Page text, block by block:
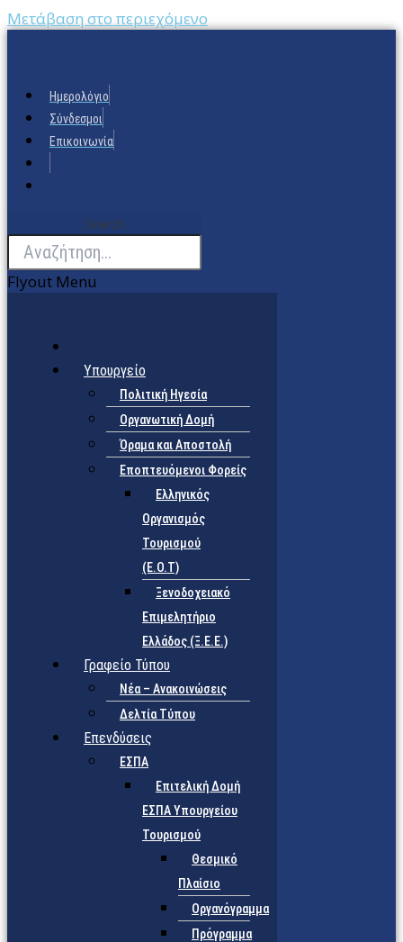
Μετάβαση στο περιεχόμενο
Ημερολόγιο
Σύνδεσμοι
Επικοινωνία
Search
Flyout Menu
Υπουργείο
Πολιτική Ηγεσία
Οργανωτική Δομή
Όραμα και Αποστολή
Εποπτευόμενοι Φορείς
Eλληνικός
Οργανισμός
Τουρισμού
(Ε.Ο.Τ)
Ξενοδοχειακό
Επιμελητήριο
Ελλάδος (Ξ.Ε.Ε.)
Γραφείο Τύπου
Νέα – Ανακοινώσεις
Δελτία Τύπου
Επενδύσεις
ΕΣΠΑ
Επιτελική Δομή
ΕΣΠΑ Υπουργείου
Τουρισμού
Θεσμικό
Πλαίσιο
Οργανόγραμμα
Πρόγραμμα